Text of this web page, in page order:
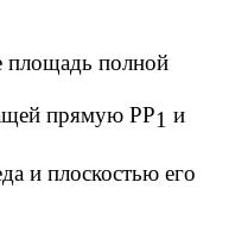
площадь полной
прямую PP1 и
и плоскостью его